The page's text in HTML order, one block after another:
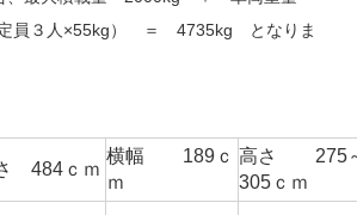
員３人×55kg） ＝ 4735kg となりま
484ｃｍ
横幅 189ｃ
ｍ
高さ 275
305ｃｍ